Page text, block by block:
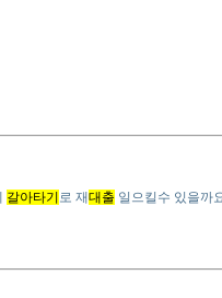
갈아타기 로 재대출 일으킬수 있을까